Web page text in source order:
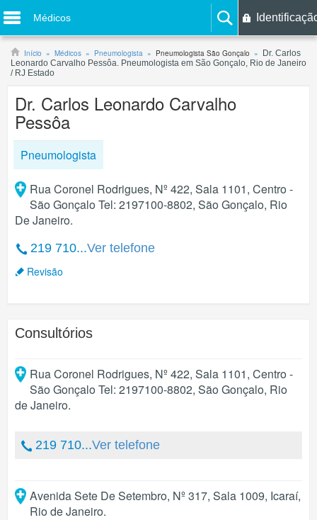
Médicos
Início Médicos Pneumologista Pneumologista São Gonçalo
Dr. Carlos
Leonardo Carvalho Pessôa. Pneumologista em São Gonçalo, Rio de Janeiro
/ RJ Estado
Dr. Carlos Leonardo Carvalho
Pessôa
Pneumologista
Rua Coronel Rodrigues, Nº 422, Sala 1101, Centro -
São Gonçalo Tel: 2197100-8802, São Gonçalo, Rio
De Janeiro.
219 710...Ver telefone
Revisão
Consultórios
Rua Coronel Rodrigues, Nº 422, Sala 1101, Centro -
São Gonçalo Tel: 2197100-8802, São Gonçalo, Rio
de Janeiro.
219 710...Ver telefone
Avenida Sete De Setembro, Nº 317, Sala 1009, Icaraí,
Rio de Janeiro.